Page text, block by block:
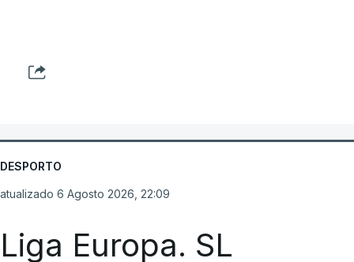
DESPORTO
atualizado 6 Agosto 2026, 22:09
Liga Europa. SL